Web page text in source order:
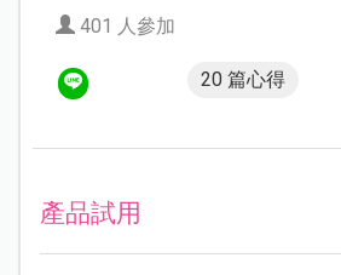
401 人參加
20 篇心得
產品試用